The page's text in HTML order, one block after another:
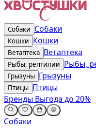
Собаки Собаки
Кошки Кошки
Ветаптека Ветаптека
Рыбы, рептилии Рыбы,
Грызуны Грызуны
Птицы Птицы
Бренды Выгода до 20%
Собаки